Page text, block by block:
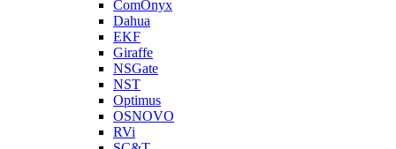
ComOnyx
Dahua
EKF
Giraffe
NSGate
NST
Optimus
OSNOVO
RVi